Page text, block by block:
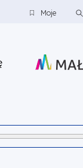
Moje